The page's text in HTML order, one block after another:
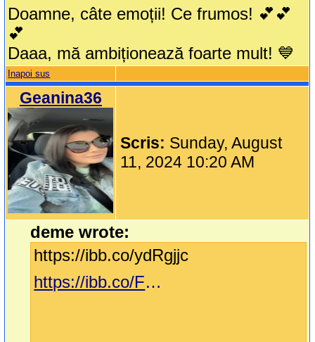
Doamne, câte emoții! Ce frumos! 💕💕
💕
Daaa, mă ambiționează foarte mult! 💙
Inapoi sus
Geanina36
Scris: Sunday, August
11, 2024 10:20 AM
deme wrote:
https://ibb.co/ydRgjjc
https://ibb.co/FWTzHgv